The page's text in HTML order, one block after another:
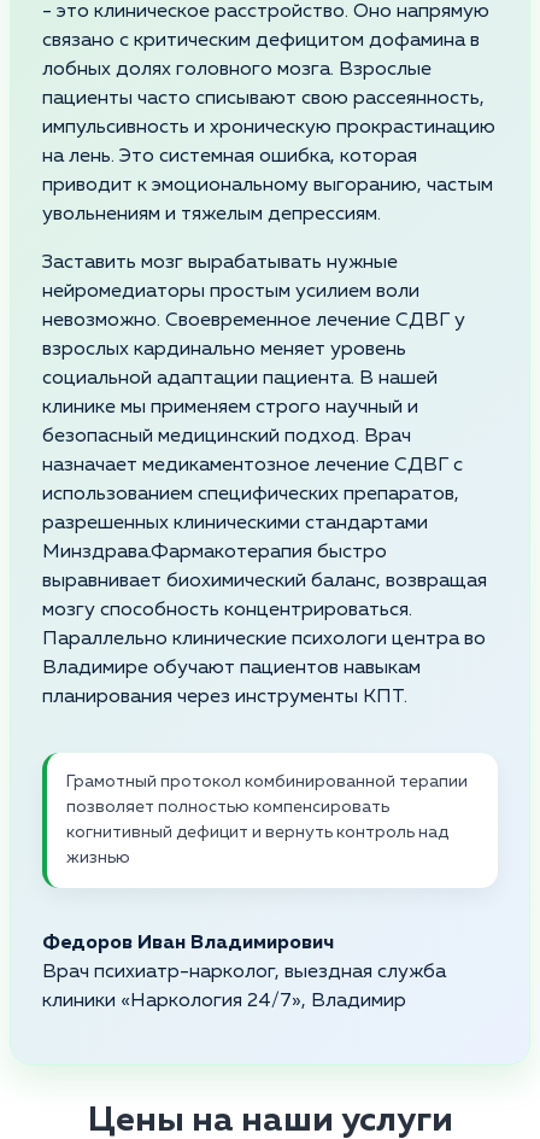
- это клиническое расстройство. Оно напрямую
связано с критическим дефицитом дофамина в
лобных долях головного мозга. Взрослые
пациенты часто списывают свою рассеянность,
импульсивность и хроническую прокрастинацию
на лень. Это системная ошибка, которая
приводит к эмоциональному выгоранию, частым
увольнениям и тяжелым депрессиям.
Заставить мозг вырабатывать нужные
нейромедиаторы простым усилием воли
невозможно. Своевременное лечение СДВГ у
взрослых кардинально меняет уровень
социальной адаптации пациента. В нашей
клинике мы применяем строго научный и
безопасный медицинский подход. Врач
назначает медикаментозное лечение СДВГ с
использованием специфических препаратов,
разрешенных клиническими стандартами
Минздрава.Фармакотерапия быстро
выравнивает биохимический баланс, возвращая
мозгу способность концентрироваться.
Параллельно клинические психологи центра во
Владимире обучают пациентов навыкам
планирования через инструменты КПТ.
Грамотный протокол комбинированной терапии
позволяет полностью компенсировать
когнитивный дефицит и вернуть контроль над
жизнью
Федоров Иван Владимирович
Врач психиатр-нарколог, выездная служба
клиники «Наркология 24/7», Владимир
Цены на наши услуги